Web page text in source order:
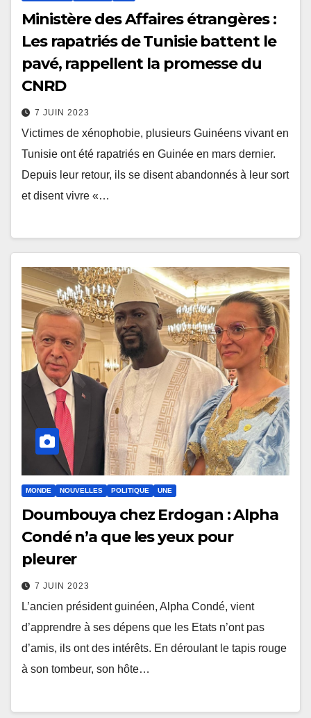
Ministère des Affaires étrangères :
Les rapatriés de Tunisie battent le
pavé, rappellent la promesse du
CNRD
7 JUIN 2023
Victimes de xénophobie, plusieurs Guinéens vivant en
Tunisie ont été rapatriés en Guinée en mars dernier.
Depuis leur retour, ils se disent abandonnés à leur sort
et disent vivre «…
MONDE NOUVELLES POLITIQUE UNE
Doumbouya chez Erdogan : Alpha
Condé n’a que les yeux pour
pleurer
7 JUIN 2023
L’ancien président guinéen, Alpha Condé, vient
d’apprendre à ses dépens que les Etats n’ont pas
d’amis, ils ont des intérêts. En déroulant le tapis rouge
à son tombeur, son hôte…